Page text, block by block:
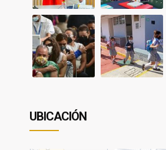
UBICACIÓN